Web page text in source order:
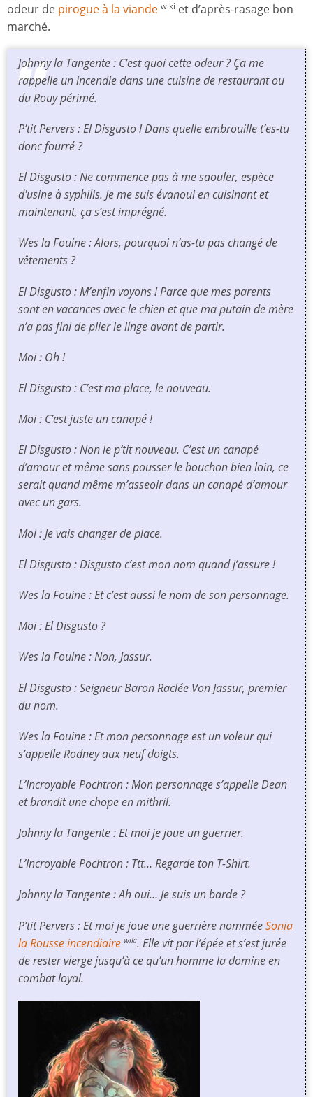
odeur de pirogue à la viande wiki et d’après-rasage bon
marché.
Johnny la Tangente : C’est quoi cette odeur ? Ça me
rappelle un incendie dans une cuisine de restaurant ou
du Rouy périmé.
P’tit Pervers : El Disgusto ! Dans quelle embrouille t’es-tu
donc fourré ?
El Disgusto : Ne commence pas à me saouler, espèce
d'usine à syphilis. Je me suis évanoui en cuisinant et
maintenant, ça s’est imprégné.
Wes la Fouine : Alors, pourquoi n’as-tu pas changé de
vêtements ?
El Disgusto : M’enfin voyons ! Parce que mes parents
sont en vacances avec le chien et que ma putain de mère
n’a pas fini de plier le linge avant de partir.
Moi : Oh !
El Disgusto : C’est ma place, le nouveau.
Moi : C’est juste un canapé !
El Disgusto : Non le p’tit nouveau. C’est un canapé
d’amour et même sans pousser le bouchon bien loin, ce
serait quand même m’asseoir dans un canapé d’amour
avec un gars.
Moi : Je vais changer de place.
El Disgusto : Disgusto c’est mon nom quand j’assure !
Wes la Fouine : Et c’est aussi le nom de son personnage.
Moi : El Disgusto ?
Wes la Fouine : Non, Jassur.
El Disgusto : Seigneur Baron Raclée Von Jassur, premier
du nom.
Wes la Fouine : Et mon personnage est un voleur qui
s’appelle Rodney aux neuf doigts.
L’Incroyable Pochtron : Mon personnage s’appelle Dean
et brandit une chope en mithril.
Johnny la Tangente : Et moi je joue un guerrier.
L’Incroyable Pochtron : Ttt… Regarde ton T-Shirt.
Johnny la Tangente : Ah oui… Je suis un barde ?
P’tit Pervers : Et moi je joue une guerrière nomméeSonia
la Rousse incendiaire wiki. Elle vit par l’épée et s’est jurée
de rester vierge jusqu’à ce qu’un homme la domine en
combat loyal.